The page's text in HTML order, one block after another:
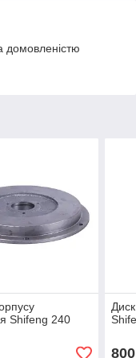
домовленістю
Shifeng 240
800